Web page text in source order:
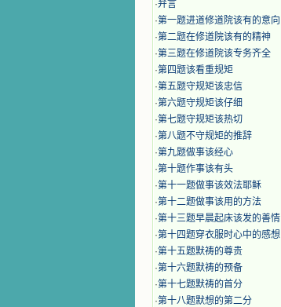
·弁言
·第一题进道修道院该有的意向
·第二题在修道院该有的精神
·第三题在修道院该专务齐全
·第四题该看重规矩
·第五题守规矩该忠信
·第六题守规矩该仔细
·第七题守规矩该热切
·第八题不守规矩的推辞
·第九题做事该经心
·第十题作事该有头
·第十一题做事该效法耶稣
·第十二题做事该用的方法
·第十三题早晨起床该发的善情
·第十四题穿衣服时心中的感想
·第十五题默祷的尊贵
·第十六题默祷的预备
·第十七题默祷的首分
·第十八题默想的第二分